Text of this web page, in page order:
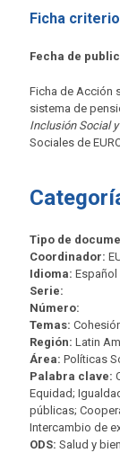
Ficha
Fecha de
Ficha de Acción
sistema de
Inclusión Social
Sociales de
Tipo de
Coordinador:
Idioma: Español
Serie:
Número:
Temas:
Región: Latin
Área: Políticas
Palabra clave:
Equidad;
públicas;
Intercambio de
ODS: Salud y